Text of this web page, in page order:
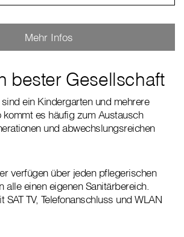
Mehr Infos
bester Gesellschaft
ein Kindergarten und mehrere
kommt es häufig zum Austausch
und abwechslungsreichen
verfügen über jeden pflegerischen
alle einen eigenen Sanitärbereich.
TV, Telefonanschluss und WLAN